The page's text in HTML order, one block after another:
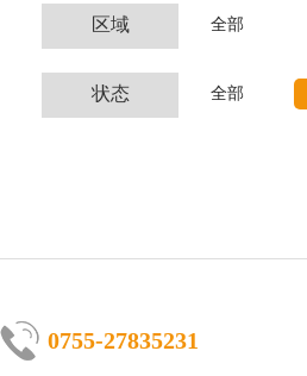
区域 全部
状态 全部
0755-27835231